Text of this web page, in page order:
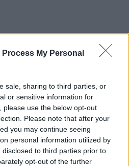
Process My Personal
sale, sharing to third parties, or
or sensitive information for
please use the below opt-out
Please note that after your
you may continue seeing
personal information utilized by
to third parties prior to
opt-out of the further
továbbképzésekkel erősít a